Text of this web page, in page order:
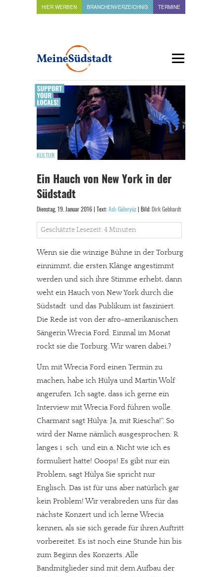
HIER WERBEN BRANCHENVERZEICHNIS TERMINE
KULTUR
Ein Hauch von New York in der
Südstadt
Dienstag, 19. Januar 2016 | Text: Aslı Güleryüz | Bild: Dirk Gebhardt
Geschätzte Lesezeit: 4 Minuten
Wenn sie die winzige Bühne in der Torburg
einnimmt, die ersten Klänge angestimmt
werden und sich ihre Stimme erhebt, dann
weht ein Hauch von New York durch die
Südstadt  und das Publikum ist fasziniert.
Die Rede ist von der afro-amerikanischen
Sängerin Wrecia Ford. Einmal im Monat
rockt sie die Torburg. Wir waren dabei.?
Um mit Wrecia Ford einen Termin zu
machen, habe ich Hülya und Martin Wolf
angerufen. Ich sagte, dass ich gerne ein
Interview mit Wrecia Ford führen wolle.
Charmant sagt Hülya: Ja, mit Riescha!“. So
wird der Name nämlich ausgesprochen: R 
langes i  sch  und ein a. Nicht wie ich es
formuliert hatte! Ooops! Es gibt nur ein
Problem, sagt Hülya Sie spricht nur
Englisch. Das ist für uns aber natürlich gar
kein Problem! Wir verabreden uns für das
nächste Konzert und ich lerne Wrecia
kennen, als sie sich gerade für ihren Auftritt
vorbereitet. Es ist noch eine Stunde hin bis
zum Beginn des Konzerts. Alle
Bandmitglieder sind mit dem Aufbau der